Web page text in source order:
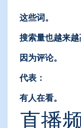
这些词。
搜索量也越来越
因为评论。
代表：
有人在看。